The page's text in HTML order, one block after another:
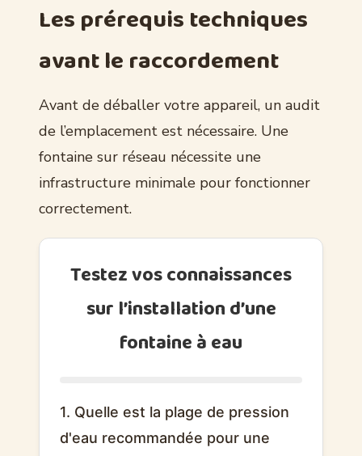
Les prérequis techniques
avant le raccordement
Avant de déballer votre appareil, un audit
de l’emplacement est nécessaire. Une
fontaine sur réseau nécessite une
infrastructure minimale pour fonctionner
correctement.
Testez vos connaissances
sur l’installation d’une
fontaine à eau
1. Quelle est la plage de pression
d'eau recommandée pour une